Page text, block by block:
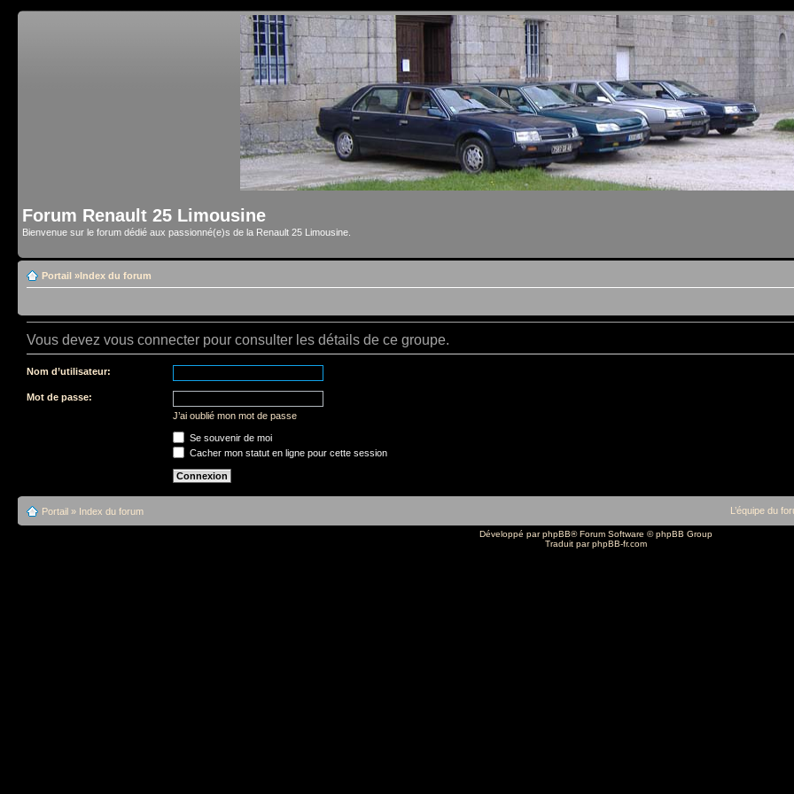
Forum Renault 25 Limousine
Bienvenue sur le forum dédié aux passionné(e)s de la Renault 25 Limousine.
Portail »Index du forum
Vous devez vous connecter pour consulter les détails de ce groupe.
Nom d’utilisateur:
Mot de passe:
J’ai oublié mon mot de passe
Se souvenir de moi
Cacher mon statut en ligne pour cette session
Portail » Index du forum L’équipe du
Développé parphpBB® Forum Software © phpBB Group
Traduit parphpBB-fr.com